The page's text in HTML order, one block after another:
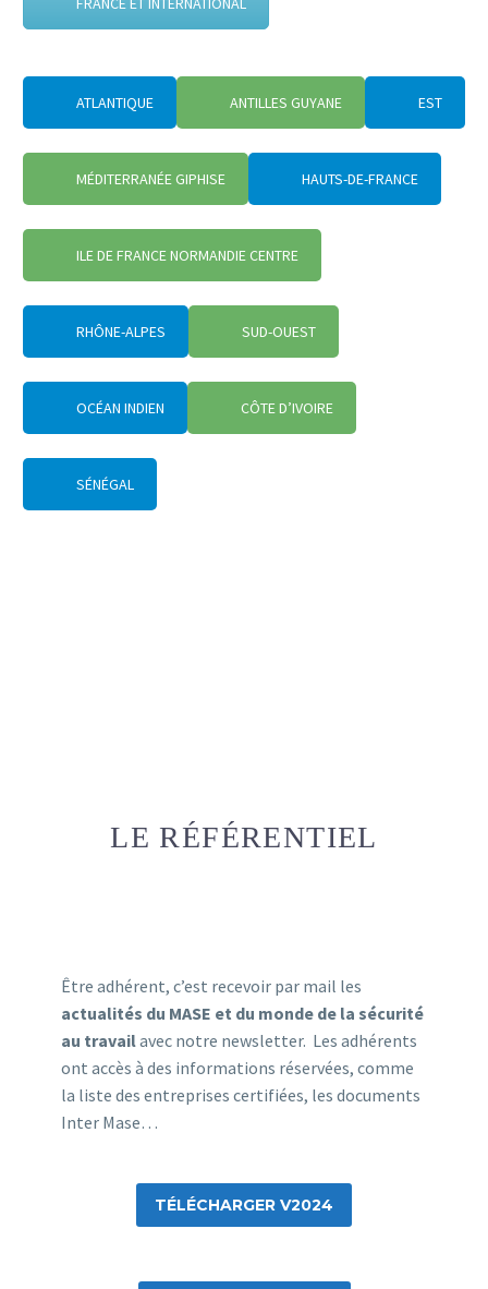
ATLANTIQUE ANTILLES GUYANE EST
MÉDITERRANÉE GIPHISE HAUTS-DE-FRANCE
ILE DE FRANCE NORMANDIE CENTRE
RHÔNE-ALPES SUD-OUEST
OCÉAN INDIEN CÔTE D’IVOIRE
SÉNÉGAL
LE RÉFÉRENTIEL
Être adhérent, c’est recevoir par mail les
actualités du MASE et du monde de la sécurité
au travailavec notre newsletter. Les adhérents
ont accès à des informations réservées, comme
la liste des entreprises certifiées, les documents
Inter Mase…
TÉLÉCHARGER V2024